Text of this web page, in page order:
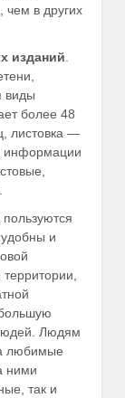
чем в других
изданий
виды
более 48
листовка —
информации
удобны и
Людям
любимые
ними
так и